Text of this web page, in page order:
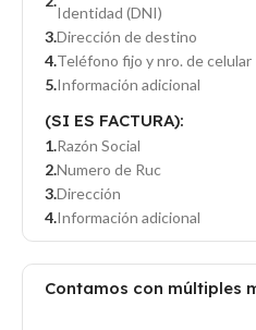
Identidad (DNI)
Dirección de destino
Teléfono fijo y nro. de celular
Información adicional
(SI ES FACTURA):
Razón Social
Numero de Ruc
Dirección
Información adicional
Contamos con múltiples